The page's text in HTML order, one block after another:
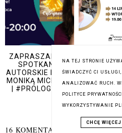
ZAPRASZAM NA
SPOTKANIE
AUTORSKIE LIVE Z
MONIKĄ MICHALIK
| #PROLOGLIVE
ZE
16 KOMENTARZY:
NA TEJ STRONIE
ŚWIADCZYĆ CI
ANALIZOWAĆ RUCH.
POLITYCE
WYKORZYSTYWANIE
CHCĘ